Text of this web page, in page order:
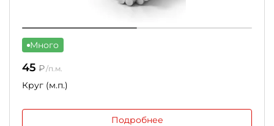
Много
45 ₽/п.м.
Круг (м.п.)
Подробнее